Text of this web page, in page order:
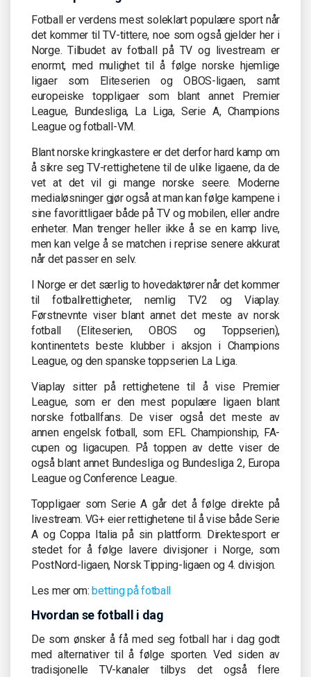
Fotball er verdens mest soleklart populære sport når
det kommer til TV-tittere, noe som også gjelder her i
Norge. Tilbudet av fotball på TV og livestream er
enormt, med mulighet til å følge norske hjemlige
ligaer som Eliteserien og OBOS-ligaen, samt
europeiske toppligaer som blant annet Premier
League, Bundesliga, La Liga, Serie A, Champions
League og fotball-VM.
Blant norske kringkastere er det derfor hard kamp om
å sikre seg TV-rettighetene til de ulike ligaene, da de
vet at det vil gi mange norske seere. Moderne
medialøsninger gjør også at man kan følge kampene i
sine favorittligaer både på TV og mobilen, eller andre
enheter. Man trenger heller ikke å se en kamp live,
men kan velge å se matchen i reprise senere akkurat
når det passer en selv.
I Norge er det særlig to hovedaktører når det kommer
til fotballrettigheter, nemlig TV2 og Viaplay.
Førstnevnte viser blant annet det meste av norsk
fotball (Eliteserien, OBOS og Toppserien),
kontinentets beste klubber i aksjon i Champions
League, og den spanske toppserien La Liga.
Viaplay sitter på rettighetene til å vise Premier
League, som er den mest populære ligaen blant
norske fotballfans. De viser også det meste av
annen engelsk fotball, som EFL Championship, FA-
cupen og ligacupen. På toppen av dette viser de
også blant annet Bundesliga og Bundesliga 2, Europa
League og Conference League.
Toppligaer som Serie A går det å følge direkte på
livestream. VG+ eier rettighetene til å vise både Serie
A og Coppa Italia på sin plattform. Direktesport er
stedet for å følge lavere divisjoner i Norge, som
PostNord-ligaen, Norsk Tipping-ligaen og 4. divisjon.
Les mer om:betting på fotball
Hvordan se fotball i dag
De som ønsker å få med seg fotball har i dag godt
med alternativer til å følge sporten. Ved siden av
tradisjonelle TV-kanaler tilbys det også flere